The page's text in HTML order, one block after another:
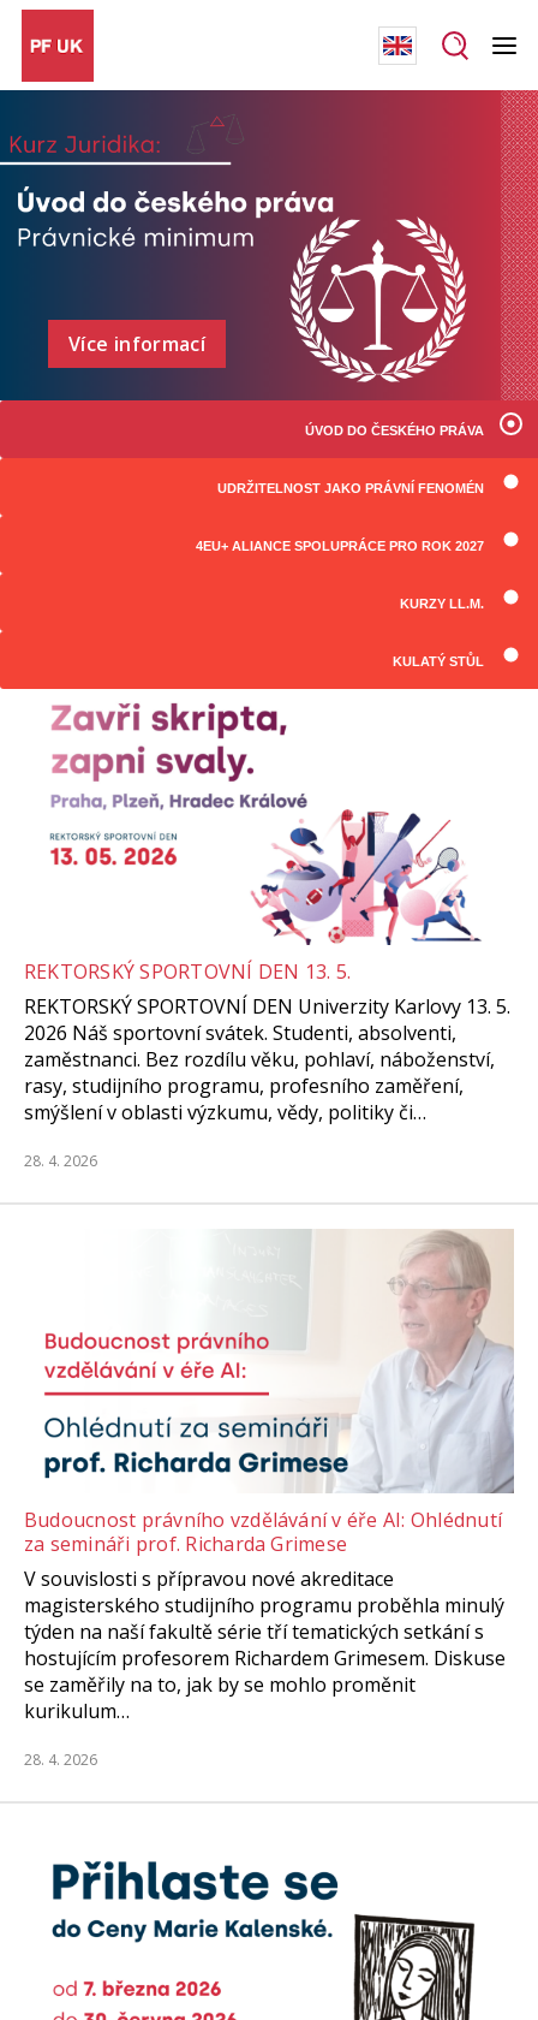
ÚVOD DO ČESKÉHO PRÁVA
UDRŽITELNOST JAKO PRÁVNÍ FENOMÉN
4EU+ ALIANCE SPOLUPRÁCE PRO ROK 2027
KURZY LL.M.
KULATÝ STŮL
Více informací
Všechny články
REKTORSKÝ SPORTOVNÍ DEN 13. 5.
REKTORSKÝ SPORTOVNÍ DEN Univerzity Karlovy 13. 5.
2026 Náš sportovní svátek. Studenti, absolventi,
zaměstnanci. Bez rozdílu věku, pohlaví, náboženství,
rasy, studijního programu, profesního zaměření,
smýšlení v oblasti výzkumu, vědy, politiky či…
28. 4. 2026
Budoucnost právního vzdělávání v éře AI: Ohlédnutí
za semináři prof. Richarda Grimese
V souvislosti s přípravou nové akreditace
magisterského studijního programu proběhla minulý
týden na naší fakultě série tří tematických setkání s
hostujícím profesorem Richardem Grimesem. Diskuse
se zaměřily na to, jak by se mohlo proměnit
kurikulum…
28. 4. 2026